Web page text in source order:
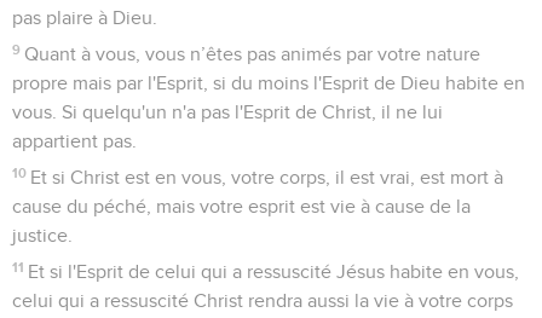
pas plaire à Dieu.
9 Quant à vous, vous n’êtes pas animés par votre nature
propre mais par l'Esprit, si du moins l'Esprit de Dieu habite en
vous. Si quelqu'un n'a pas l'Esprit de Christ, il ne lui
appartient pas.
10 Et si Christ est en vous, votre corps, il est vrai, est mort à
cause du péché, mais votre esprit est vie à cause de la
justice.
11 Et si l'Esprit de celui qui a ressuscité Jésus habite en vous,
celui qui a ressuscité Christ rendra aussi la vie à votre corps